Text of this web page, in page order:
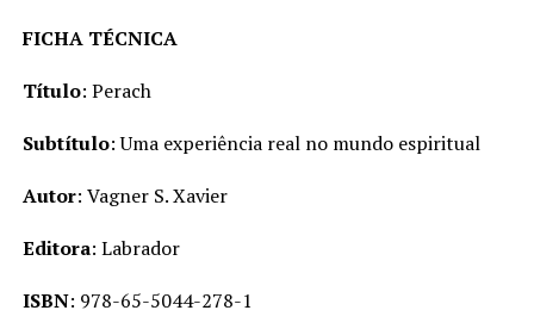
FICHA TÉCNICA
Título: Perach
Subtítulo: Uma experiência real no mundo espiritual
Autor: Vagner S. Xavier
Editora: Labrador
ISBN: 978-65-5044-278-1